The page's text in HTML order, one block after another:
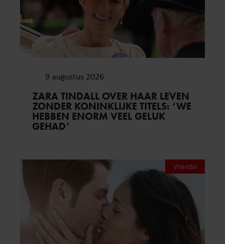
9 augustus 2026
ZARA TINDALL OVER HAAR LEVEN
ZONDER KONINKLIJKE TITELS: ‘WE
HEBBEN ENORM VEEL GELUK
GEHAD’
Vriendin